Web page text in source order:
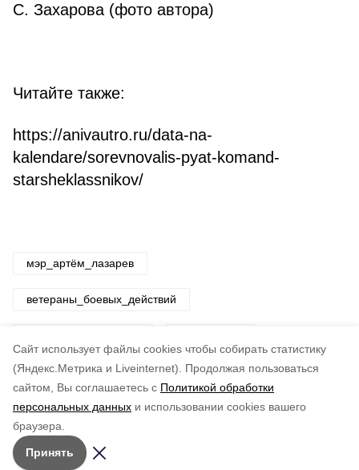
Cайт использует файлы cookies чтобы собирать статистику
(Яндекс.Метрика и Liveinternet).
Продолжая пользоваться
сайтом, Вы соглашаетесь с Политикой обработки
персональных данных и использовании cookies вашего
браузера.
Принять
С. Захарова (фото автора)
Читайте также:
https://anivautro.ru/data-na-
kalendare/sorevnovalis-pyat-komand-
starsheklassnikov/
мэр_артём_лазарев
ветераны_боевых_действий
Понравилась статья?
5